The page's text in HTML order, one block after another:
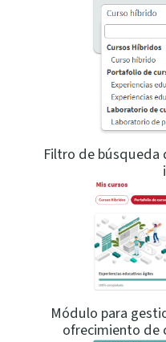
Filtro de búsqueda
Módulo para
ofrecimiento de